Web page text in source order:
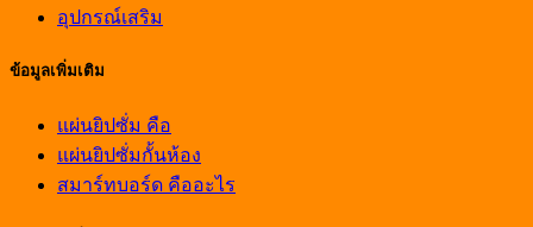
อุปกรณ์เสริม
ข้อมูลเพิ่มเติม
แผ่นยิปซั่ม คือ
แผ่นยิปซั่มกั้นห้อง
สมาร์ทบอร์ด คืออะไร